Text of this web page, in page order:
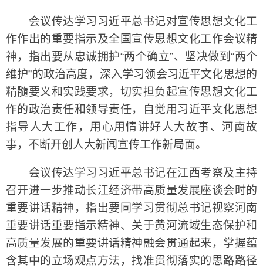
会议传达学习习近平总书记对宣传思想文化工
作作出的重要指示及全国宣传思想文化工作会议精
神，指出要从忠诚拥护“两个确立”、坚决做到“两个
维护”的政治高度，深入学习领会习近平文化思想的
精髓要义和实践要求，切实担负起宣传思想文化工
作的政治责任和领导责任，自觉用习近平文化思想
指导人大工作，用心用情讲好人大故事、河南故
事，不断开创人大新闻宣传工作新局面。
会议传达学习习近平总书记在江西考察及主持
召开进一步推动长江经济带高质量发展座谈会时的
重要讲话精神，指出要同学习贯彻总书记视察河南
重要讲话重要指示精神、关于黄河流域生态保护和
高质量发展的重要讲话精神融会贯通起来，掌握蕴
含其中的立场观点方法，找准贯彻落实的思路路径